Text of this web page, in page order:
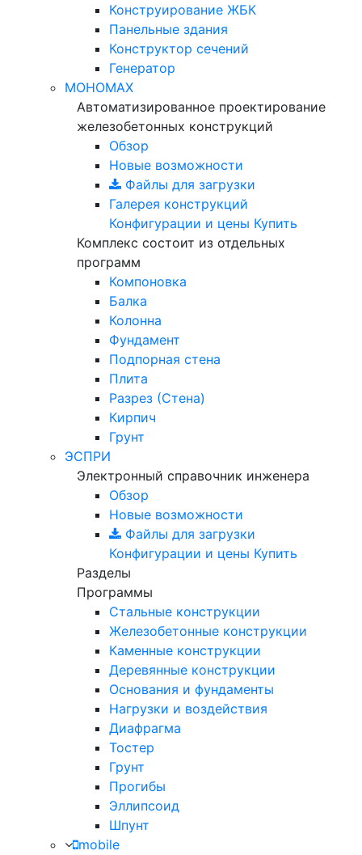
Конструирование ЖБК
Панельные здания
Конструктор сечений
Генератор
МОНОМАХ
Автоматизированное проектирование
железобетонных конструкций
Обзор
Новые возможности
Файлы для загрузки
Галерея конструкций
Конфигурации и цены Купить
Комплекс состоит из отдельных
программ
Компоновка
Балка
Колонна
Фундамент
Подпорная стена
Плита
Разрез (Стена)
Кирпич
Грунт
ЭСПРИ
Электронный справочник инженера
Обзор
Новые возможности
Файлы для загрузки
Конфигурации и цены Купить
Разделы
Программы
Стальные конструкции
Железобетонные конструкции
Каменные конструкции
Деревянные конструкции
Основания и фундаменты
Нагрузки и воздействия
Диафрагма
Тостер
Грунт
Прогибы
Эллипсоид
Шпунт
mobile